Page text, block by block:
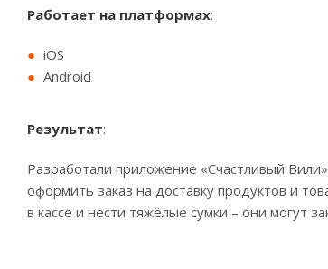
Работает на платформах:
iOS
Android
Результат:
Разработали приложение «Счастливый
оформить заказ на доставку продуктов и
в кассе и нести тяжёлые сумки – они могут